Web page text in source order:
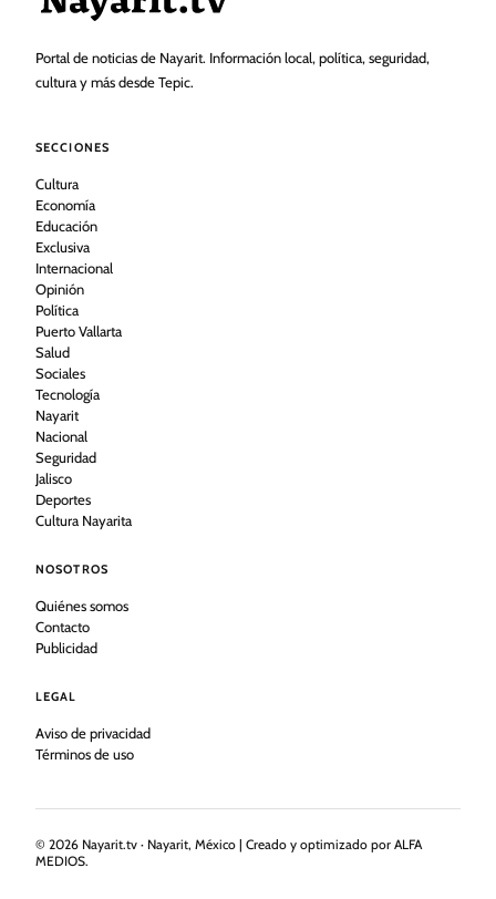
Portal de noticias de Nayarit. Información local, política, seguridad,
cultura y más desde Tepic.
SECCIONES
Cultura
Economía
Educación
Exclusiva
Internacional
Opinión
Política
Puerto Vallarta
Salud
Sociales
Tecnología
Nayarit
Nacional
Seguridad
Jalisco
Deportes
Cultura Nayarita
NOSOTROS
Quiénes somos
Contacto
Publicidad
LEGAL
Aviso de privacidad
Términos de uso
© 2026 Nayarit.tv · Nayarit, México | Creado y optimizado por ALFA
MEDIOS.